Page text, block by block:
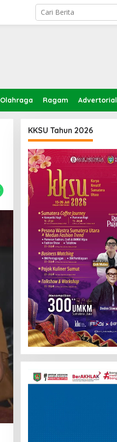
Olahraga Ragam Advertorial
KKSU Tahun 2026
Pemutar
Video